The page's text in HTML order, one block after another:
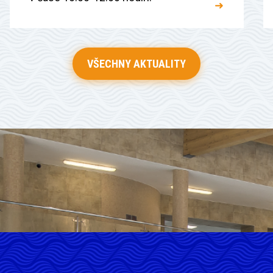
➜
VŠECHNY AKTUALITY